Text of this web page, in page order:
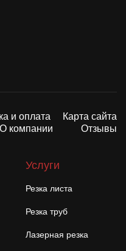
и оплата
Карта сайта
О компании Отзывы
Услуги
Резка листа
Резка труб
Лазерная резка